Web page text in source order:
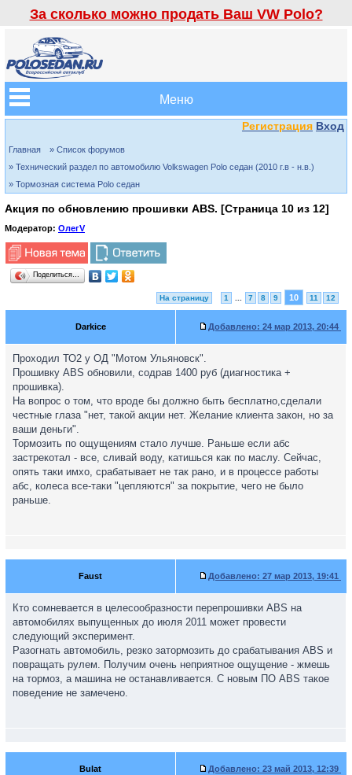
За сколько можно продать Ваш VW Polo?
Меню
Регистрация Вход
Главная
» Список форумов
» Технический раздел по автомобилю Volkswagen Polo седан (2010 г.в - н.в.)
» Тормозная система Polo седан
Акция по обновлению прошивки ABS. [Страница 10 из 12]
Модератор: ОлегV
Поделиться…
На страницу 1 7 8 9 10 11 12
Darkice Добавлено: 24 мар 2013, 20:44
Проходил ТО2 у ОД "Мотом Ульяновск".
Прошивку ABS обновили, содрав 1400 руб (диагностика +
прошивка).
На вопрос о том, что вроде бы должно быть бесплатно,сделали
честные глаза "нет, такой акции нет. Желание клиента закон, но за
ваши деньги".
Тормозить по ощущениям стало лучше. Раньше если абс
застрекотал - все, сливай воду, катишься как по маслу. Сейчас,
опять таки имхо, срабатывает не так рано, и в процессе работы
абс, колеса все-таки "цепляются" за покрытие, чего не было
раньше.
Faust Добавлено: 27 мар 2013, 19:41
Кто сомневается в целесообразности перепрошивки АВS на
автомобилях выпущенных до июля 2011 может провести
следующий эксперимент.
Разогнать автомобиль, резко затормозить до срабатывания ABS и
повращать рулем. Получим очень неприятное ощущение - жмешь
на тормоз, а машина не останавливается. С новым ПО ABS такое
поведение не замечено.
Bulat Добавлено: 23 май 2013, 12:39